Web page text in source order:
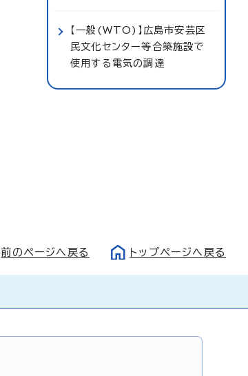
【一般(WTO)】広島市安芸区
民文化センター等合築施設で
使用する電気の調達
前のページへ戻る トップページへ戻る